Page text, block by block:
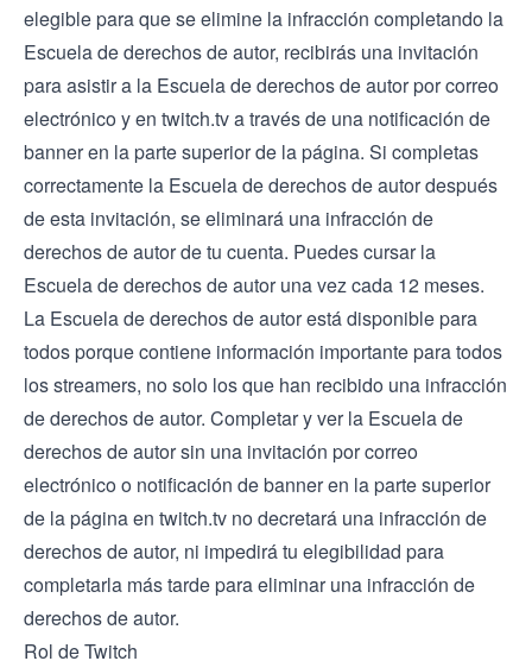
elegible para que se elimine la infracción completando la
Escuela de derechos de autor, recibirás una invitación
para asistir a la Escuela de derechos de autor por correo
electrónico y en twitch.tv a través de una notificación de
banner en la parte superior de la página. Si completas
correctamente la Escuela de derechos de autor después
de esta invitación, se eliminará una infracción de
derechos de autor de tu cuenta. Puedes cursar la
Escuela de derechos de autor una vez cada 12 meses.
La Escuela de derechos de autor está disponible para
todos porque contiene información importante para todos
los streamers, no solo los que han recibido una infracción
de derechos de autor. Completar y ver la Escuela de
derechos de autor sin una invitación por correo
electrónico o notificación de banner en la parte superior
de la página en twitch.tv no decretará una infracción de
derechos de autor, ni impedirá tu elegibilidad para
completarla más tarde para eliminar una infracción de
derechos de autor.
Rol de Twitch